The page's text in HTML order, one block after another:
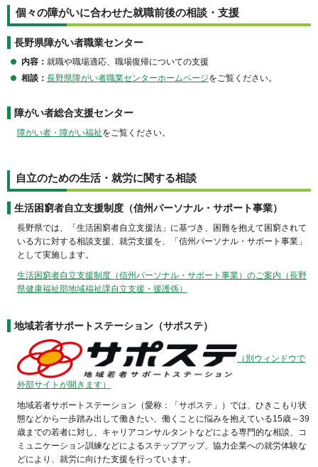
個々の障がいに合わせた就職前後の相談・支援
長野県障がい者職業センター
内容： 就職や職場適応、職場復帰についての支援
相談： 長野県障がい者職業センターホームページをご覧ください。
障がい者総合支援センター
障がい者・障がい福祉をご覧ください。
自立のための生活・就労に関する相談
生活困窮者自立支援制度（信州パーソナル・サポート事業）
長野県では、「生活困窮者自立支援法」に基づき、困難を抱えて困窮されて
いる方に対する相談支援、就労支援を、「信州パーソナル・サポート事業」
として実施します。
生活困窮者自立支援制度（信州パーソナル・サポート事業）のご案内（長野
県健康福祉部地域福祉課自立支援・援護係）
地域若者サポートステーション（サポステ）
（別ウィンドウで
外部サイトが開きます）
地域若者サポートステーション（愛称：「サポステ」）では、ひきこもり状
態などから一歩踏み出して働きたい、働くことに悩みを抱えている15歳～39
歳までの若者に対し、キャリアコンサルタントなどによる専門的な相談、コ
ミュニケーション訓練などによるステップアップ、協力企業への就労体験な
どにより、就労に向けた支援を行っています。